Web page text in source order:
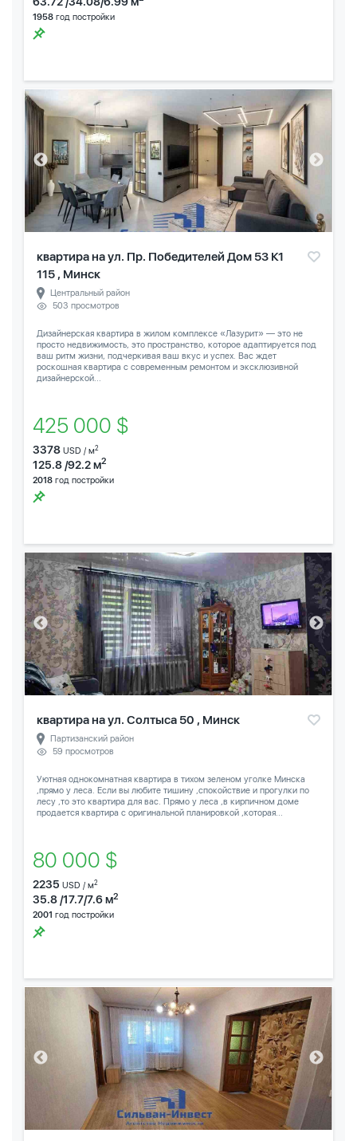
1958 год постройки
квартира на ул. Пр. Победителей Дом 53 К1
115 , Минск
Центральный район
503 просмотров
Дизайнерская квартира в жилом комплексе «Лазурит» — это не
просто недвижимость, это пространство, которое адаптируется под
ваш ритм жизни, подчеркивая ваш вкус и успех. Вас ждет
роскошная квартира с современным ремонтом и эксклюзивной
дизайнерской...
425 000 $
3378 USD / м2
125.8 /92.2 м2
2018 год постройки
квартира на ул. Солтыса 50 , Минск
Партизанский район
59 просмотров
Уютная однокомнатная квартира в тихом зеленом уголке Минска
,прямо у леса. Если вы любите тишину ,спокойствие и прогулки по
лесу ,то это квартира для вас. Прямо у леса ,в кирпичном доме
продается квартира с оригинальной планировкой ,которая...
80 000 $
2235 USD / м2
35.8 /17.7/7.6 м2
2001 год постройки